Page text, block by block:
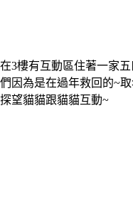
在3樓有互動區住著一家
們因為是在過年救回的~
探望貓貓跟貓貓互動~